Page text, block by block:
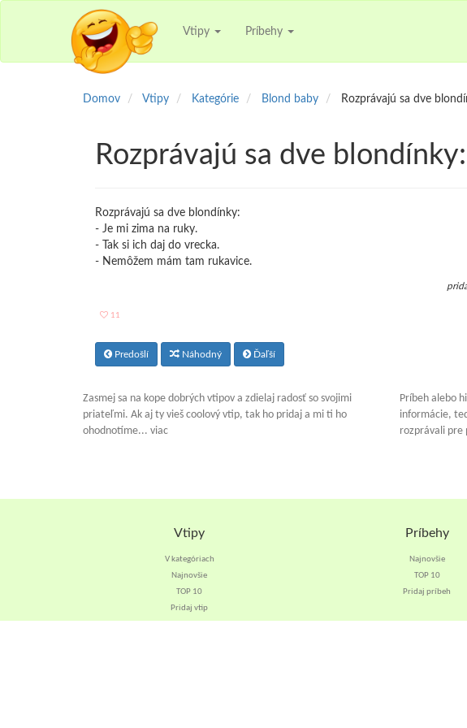
Vtipy Príbehy
Domov Vtipy Kategórie Blond baby Rozprávajú sa dve
Rozprávajú sa dve blondínky:
Rozprávajú sa dve blondínky:
- Je mi zima na ruky.
- Tak si ich daj do vrecka.
- Nemôžem mám tam rukavice.
11
Predošlí Náhodný Ďaľší
Zasmej sa na kope dobrých vtipov a zdielaj radosť so svojimi
priateľmi. Ak aj ty vieš coolový vtip, tak ho pridaj a mi ti ho
ohodnotíme... viac
Príbeh alebo
informácie,
rozprávali pre
Vtipy
V kategóriach
Najnovšie
TOP 10
Pridaj vtip
Príbehy
Najnovšie
TOP 10
Pridaj príbeh